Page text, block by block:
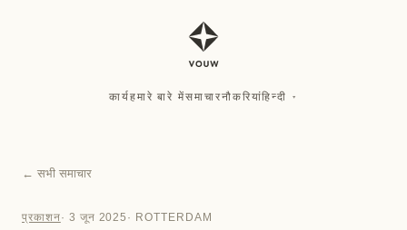
कार्यहमारे बारे मेंसमाचारनौकरियांहिन्दी ▾
← सभी समाचार
प्रकाशन· 3 जून 2025 · ROTTERDAM